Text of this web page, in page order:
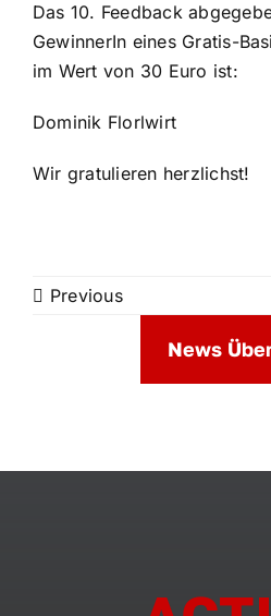
Das 10. Feedback
GewinnerIn eines Gratis-
im Wert von 30 Euro ist:
Dominik Florlwirt
Wir gratulieren herzlichst!
Previous
News